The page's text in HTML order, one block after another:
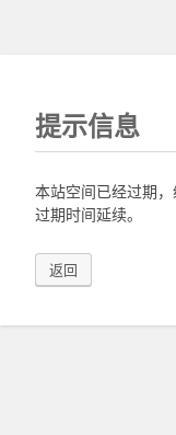
提示信息
本站空间已经过期
过期时间延续。
返回